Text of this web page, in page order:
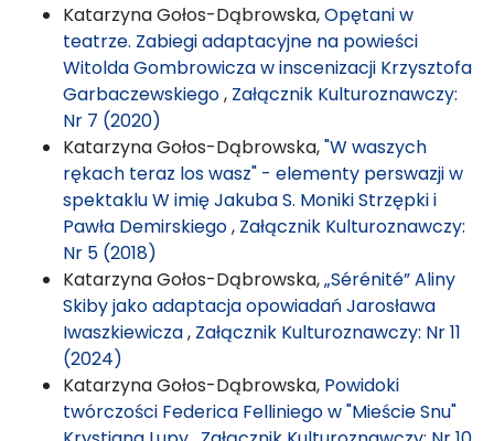
Katarzyna Gołos-Dąbrowska,Opętani w
teatrze. Zabiegi adaptacyjne na powieści
Witolda Gombrowicza w inscenizacji Krzysztofa
Garbaczewskiego, Załącznik Kulturoznawczy:
Nr 7 (2020)
Katarzyna Gołos-Dąbrowska,"W waszych
rękach teraz los wasz" - elementy perswazji w
spektaklu W imię Jakuba S. Moniki Strzępki i
Pawła Demirskiego, Załącznik Kulturoznawczy:
Nr 5 (2018)
Katarzyna Gołos-Dąbrowska,„Sérénité” Aliny
Skiby jako adaptacja opowiadań Jarosława
Iwaszkiewicza, Załącznik Kulturoznawczy: Nr 11
(2024)
Katarzyna Gołos-Dąbrowska, Powidoki
twórczości Federica Felliniego w "Mieście Snu"